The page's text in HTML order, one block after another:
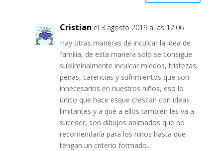
Cristian el 3 agosto 2019 a las 12:06
Hay otras maneras de inculcar la idea de
familia, de esta manera solo se consigue
subliminalmente inculcar miedos, tristezas,
penas, carencias y sufrimientos que son
innecesarios en nuestros niños, eso lo
único que hace esque crescan con ideas
limitantes y a qué a ellos también les va a
suceder, son dibujos animados que no
recomendaría para los niños hasta que
tengan un criterio formado.